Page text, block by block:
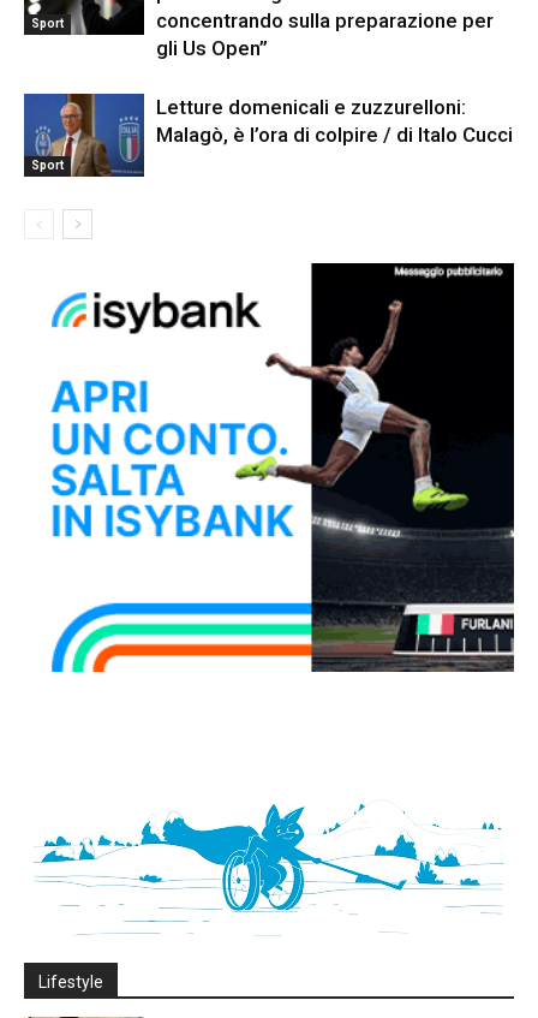
Sport
concentrando sulla preparazione per
gli Us Open”
Sport
Letture domenicali e zuzzurelloni:
Malagò, è l’ora di colpire / di Italo Cucci
Lifestyle